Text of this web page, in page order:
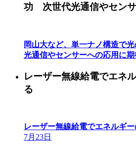
功 次世代光通信やセン
岡山大など、単一ナノ構造で
光通信やセンサーへの応用に期
レーザー無線給電でエネ
る
レーザー無線給電でエネルギ
7月23日